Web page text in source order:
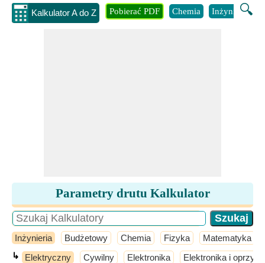
Kalkulator A do Z 🔍
Pobierać PDF Chemia Inżynieria
Parametry drutu Kalkulator
Inżynieria Budżetowy Chemia Fizyka Matematyka
↳ Elektryczny Cywilny Elektronika Elektronika i